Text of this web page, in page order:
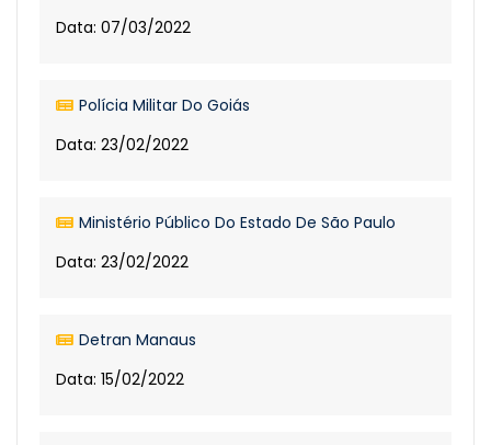
Data: 07/03/2022
Polícia Militar Do Goiás
Data: 23/02/2022
Ministério Público Do Estado De São Paulo
Data: 23/02/2022
Detran Manaus
Data: 15/02/2022